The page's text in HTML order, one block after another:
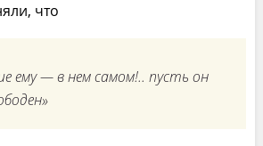
что
ему — в нем самом!.. пусть он